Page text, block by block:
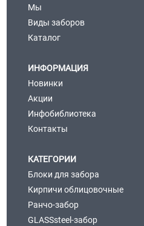
Мы
Виды заборов
Каталог
ИНФОРМАЦИЯ
Новинки
Акции
Инфобиблиотека
Контакты
КАТЕГОРИИ
Блоки для забора
Кирпичи облицовочные
Ранчо-забор
GLASSsteel-забор